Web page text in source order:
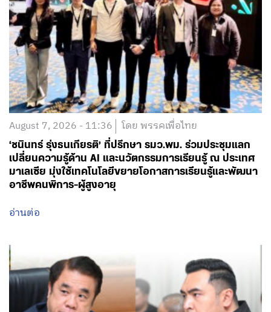
August 7, 2026 - 11:36 โดย พรรคเพื่อไทย
‘ชนินทร์ รุ่งธนเกียรติ’ ที่ปรึกษา รมว.พม. ร่วมประชุมแลก
เปลี่ยนความรู้ด้าน AI และนวัตกรรมการเรียนรู้ ณ ประเทศ
มาเลเซีย มุ่งใช้เทคโนโลยีขยายโอกาสการเรียนรู้และพัฒนา
อาชีพคนพิการ-ผู้สูงอายุ
อ่านต่อ